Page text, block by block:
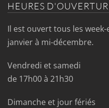
HEURES
Il est ouvert tous les
janvier à mi-décembre.
Vendredi et samedi
de 17h00 à 21h30
Dimanche et jour fériés